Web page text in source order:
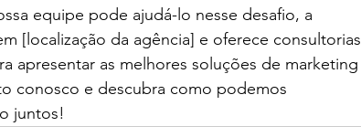
equipe pode ajudá-lo nesse desafio, a
[localização da agência] e oferece consultorias
apresentar as melhores soluções de marketing
conosco e descubra como podemos
juntos!